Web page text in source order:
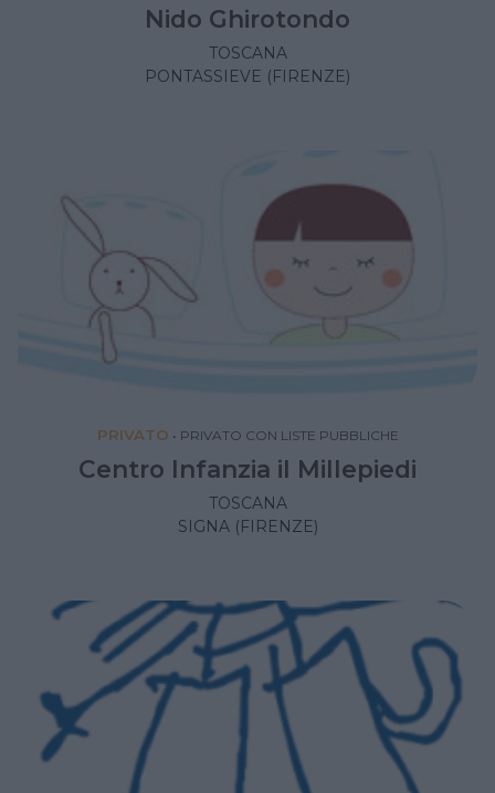
Nido Ghirotondo
TOSCANA
PONTASSIEVE (FIRENZE)
PRIVATO • PRIVATO CON LISTE PUBBLICHE
Centro Infanzia il Millepiedi
TOSCANA
SIGNA (FIRENZE)